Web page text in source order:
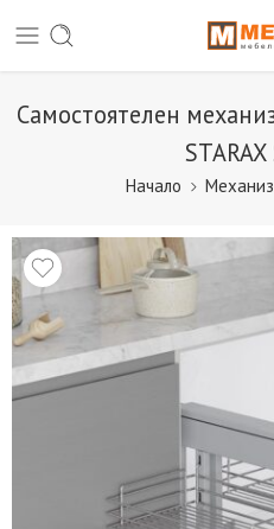
Самостоятелен
Начало